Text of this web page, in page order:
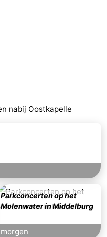
nabij Oostkapelle
Parkconcerten op het
Molenwater in Middelburg
morgen